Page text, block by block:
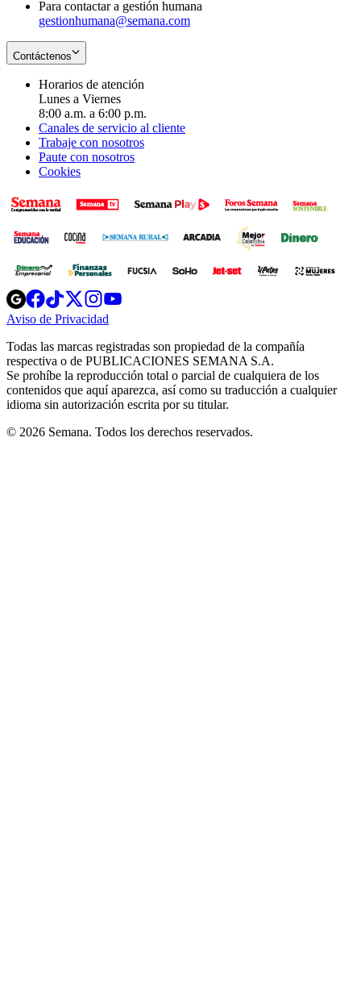
Para contactar a gestión humana
gestionhumana@semana.com
Contáctenos
Horarios de atención
Lunes a Viernes
8:00 a.m. a 6:00 p.m.
Canales de servicio al cliente
Trabaje con nosotros
Paute con nosotros
Cookies
Opens
in
new
Opens
in
new
Opens
in
new
window
Opens
new
windowwindow
Aviso de Privacidad
new
window
Todas las marcas registradas son propiedad de la compañía
respectiva o de PUBLICACIONES SEMANA S.A.
Se prohíbe la reproducción total o parcial de cualquiera de los
contenidos que aquí aparezca, así como su traducción a cualquier
idioma sin autorización escrita por su titular.
© 2026 Semana. Todos los derechos reservados.